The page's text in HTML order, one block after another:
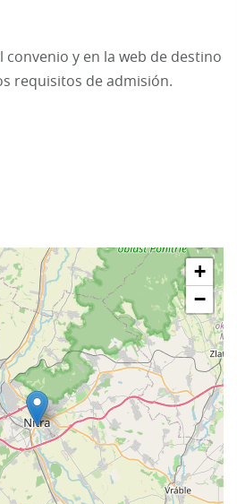
convenio y en la web de destino
requisitos de admisión.
+
−